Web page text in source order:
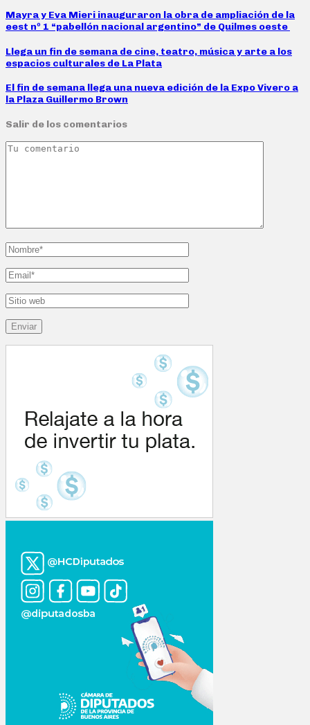
Mayra y Eva Mieri inauguraron la obra de ampliación de la
eest nº 1 “pabellón nacional argentino” de Quilmes oeste
Llega un fin de semana de cine, teatro, música y arte a los
espacios culturales de La Plata
El fin de semana llega una nueva edición de la Expo Vivero a
la Plaza Guillermo Brown
Salir de los comentarios